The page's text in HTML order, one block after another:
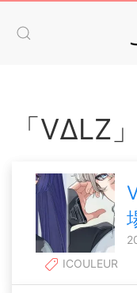
「VΔLZ
ICOULEUR